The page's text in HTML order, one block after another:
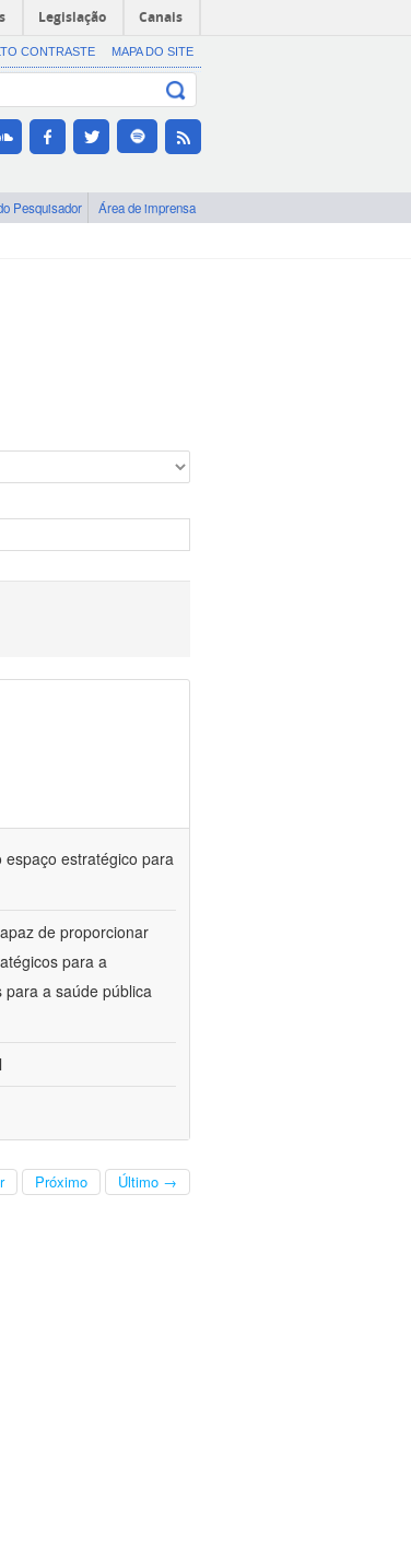
Legislação Canais
CONTRASTE MAPA DO SITE
Pesquisador Área de imprensa
estratégico para
de proporcionar
para a
a saúde pública
Próximo Último →